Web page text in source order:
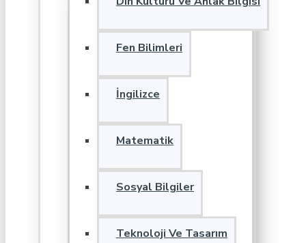
Fen Bilimleri
İngilizce
Matematik
Sosyal Bilgiler
Teknoloji Ve Tasarım